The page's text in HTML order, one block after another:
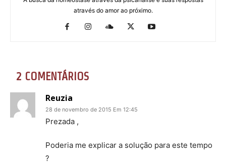
através do amor ao próximo.
2 COMENTÁRIOS
Reuzia
28 de novembro de 2015 Em 12:45
Prezada ,
Poderia me explicar a solução para este tempo
?